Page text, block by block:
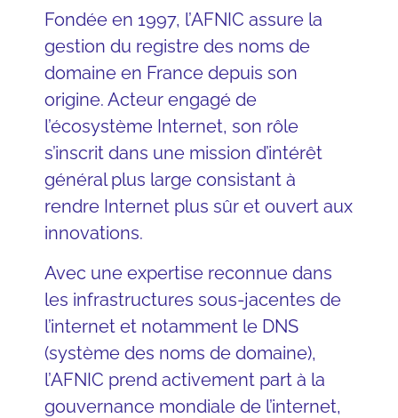
Fondée en 1997, l’AFNIC assure la
gestion du registre des noms de
domaine en France depuis son
origine. Acteur engagé de
l’écosystème Internet, son rôle
s’inscrit dans une mission d’intérêt
général plus large consistant à
rendre Internet plus sûr et ouvert aux
innovations.
Avec une expertise reconnue dans
les infrastructures sous-jacentes de
l’internet et notamment le DNS
(système des noms de domaine),
l’AFNIC prend activement part à la
gouvernance mondiale de l’internet,